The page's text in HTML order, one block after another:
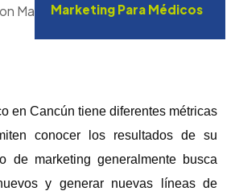
Marketing Para Médicos
en Cancún tiene diferentes métricas
conocer los resultados de su
de marketing generalmente busca
y generar nuevas líneas de